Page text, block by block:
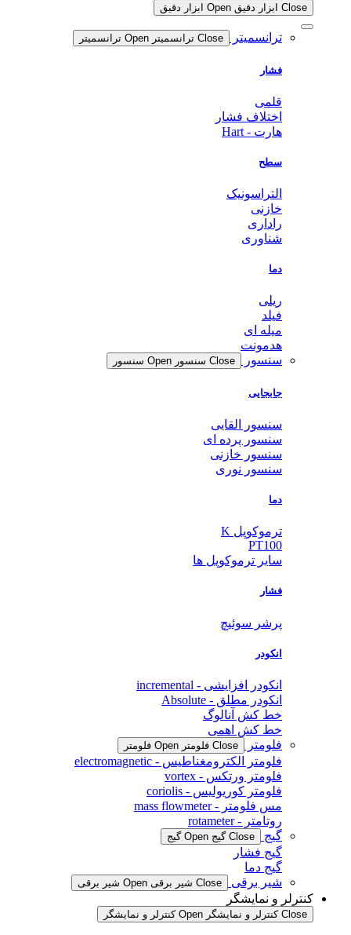
Close ابزار دقیق Open ابزار دقیق
ترانسمیتر Close ترانسمیتر Open ترانسمیتر
فشار
قلمی
اختلاف فشار
هارت - Hart
سطح
التراسونیک
خازنی
راداری
شناوری
دما
ریلی
فیلد
میله ای
هدمونت
سنسور
Close سنسور Open سنسور
جابجایی
سنسور القایی
سنسور پرده ای
سنسور خازنی
سنسور نوری
دما
ترموکوپل K
PT100
سایر ترموکوپل ها
فشار
پرشر سوئیچ
انکودر
انکودر افزایشی - incremental
انکودر مطلق - Absolute
خط کش آنالوگ
خط کش اهمی
فلومتر
Close فلومتر Open فلومتر
فلومتر الکترومغناطیس - electromagnetic
فلومتر ورتکس - vortex
فلومتر کوریولیس - coriolis
مس فلومتر - mass flowmeter
روتامتر - rotameter
گیج
Close گیج Open گیج
گیج فشار
گیج دما
شیر برقی
Close شیر برقی Open شیر برقی
کنترلر و نمایشگر
Close کنترلر و نمایشگر Open کنترلر و نمایشگر